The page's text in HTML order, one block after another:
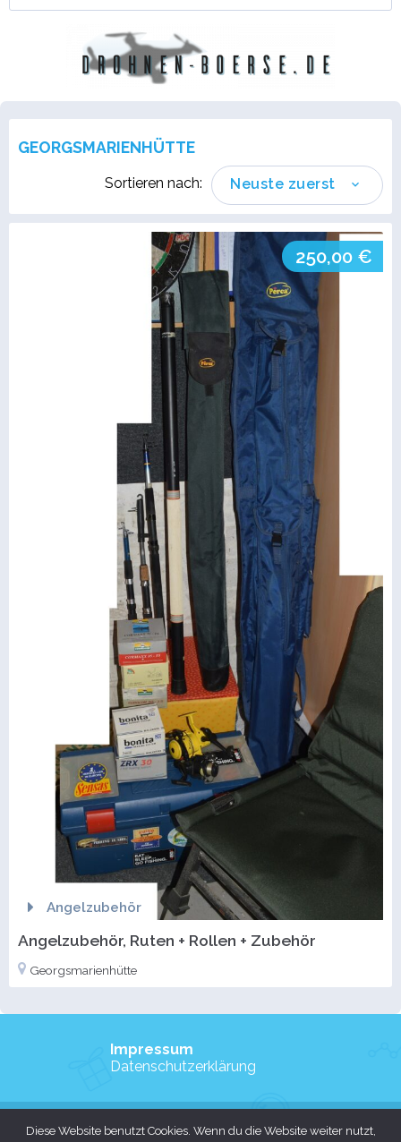
GEORGSMARIENHÜTTE
Neuste zuerst
Sortieren nach:
250,00 €
Angelzubehör
Angelzubehör, Ruten + Rollen + Zubehör
Georgsmarienhütte
Impressum
Datenschutzerklärung
Diese Website benutzt Cookies. Wenn du die Website weiter nutzt,